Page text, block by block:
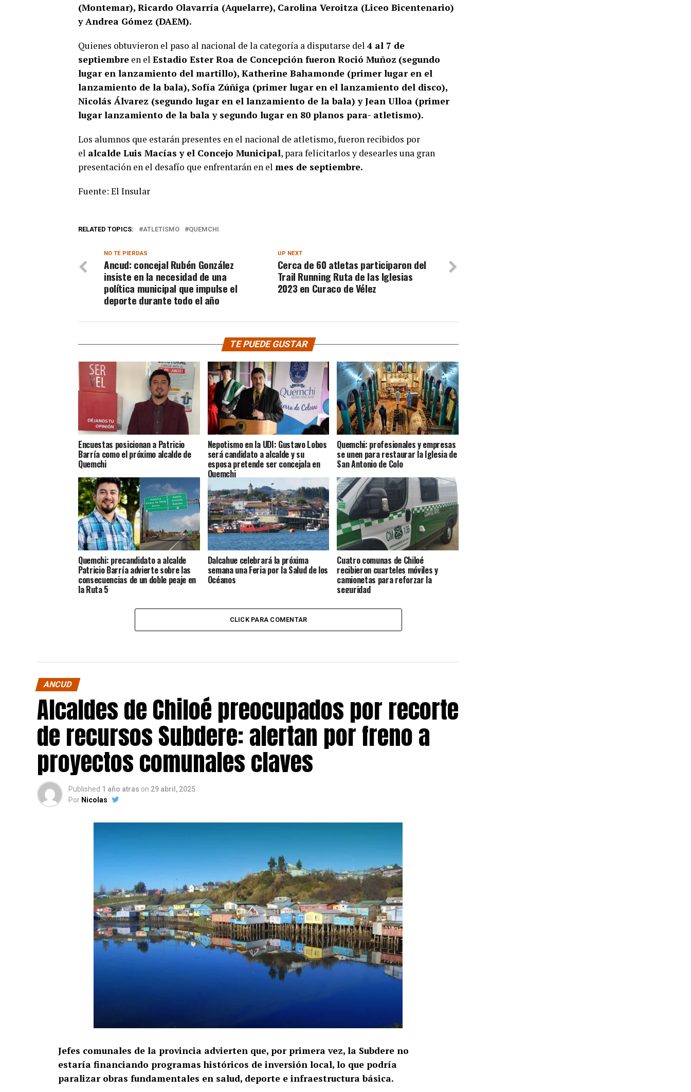
(Montemar), Ricardo Olavarría (Aquelarre), Carolina Veroitza (Liceo Bicentenario)
y Andrea Gómez (DAEM).
Quienes obtuvieron el paso al nacional de la categoría a disputarse del 4 al 7 de
septiembre en el Estadio Ester Roa de Concepción fueron Roció Muñoz (segundo
lugar en lanzamiento del martillo), Katherine Bahamonde (primer lugar en el
lanzamiento de la bala), Sofía Zúñiga (primer lugar en el lanzamiento del disco),
Nicolás Álvarez (segundo lugar en el lanzamiento de la bala) y Jean Ulloa (primer
lugar lanzamiento de la bala y segundo lugar en 80 planos para- atletismo).
Los alumnos que estarán presentes en el nacional de atletismo, fueron recibidos por
el alcalde Luis Macías y el Concejo Municipal, para felicitarlos y desearles una gran
presentación en el desafío que enfrentarán en el mes de septiembre.
Fuente: El Insular
RELATED TOPICS: ATLETISMO QUEMCHI
UP NEXT
Cerca de 60 atletas participaron del
Trail Running Ruta de las Iglesias
2023 en Curaco de Vélez
NO TE PIERDAS
Ancud: concejal Rubén González
insiste en la necesidad de una
política municipal que impulse el
deporte durante todo el año
TE PUEDE GUSTAR
Encuestas posicionan a Patricio
Barría como el próximo alcalde de
Quemchi
Nepotismo en la UDI: Gustavo Lobos
será candidato a alcalde y su
esposa pretende ser concejala en
Quemchi
Quemchi: profesionales y empresas
se unen para restaurar la Iglesia de
San Antonio de Colo
Quemchi: precandidato a alcalde
Patricio Barría advierte sobre las
consecuencias de un doble peaje en
la Ruta 5
Dalcahue celebrará la próxima
semana una Feria por la Salud de los
Océanos
Cuatro comunas de Chiloé
recibieron cuarteles móviles y
camionetas para reforzar la
seguridad
CLICK PARA COMENTAR
ANCUD
Alcaldes de Chiloé preocupados por recorte
de recursos Subdere: alertan por freno a
proyectos comunales claves
Published 1 año atras on 29 abril, 2025
Por Nicolas
Jefes comunales de la provincia advierten que, por primera vez, la Subdere no
estaría financiando programas históricos de inversión local, lo que podría
paralizar obras fundamentales en salud, deporte e infraestructura básica.